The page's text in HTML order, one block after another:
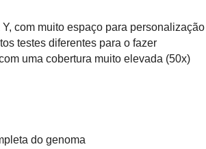
com muito espaço para personalização
testes diferentes para o fazer
uma cobertura muito elevada (50x)
do genoma